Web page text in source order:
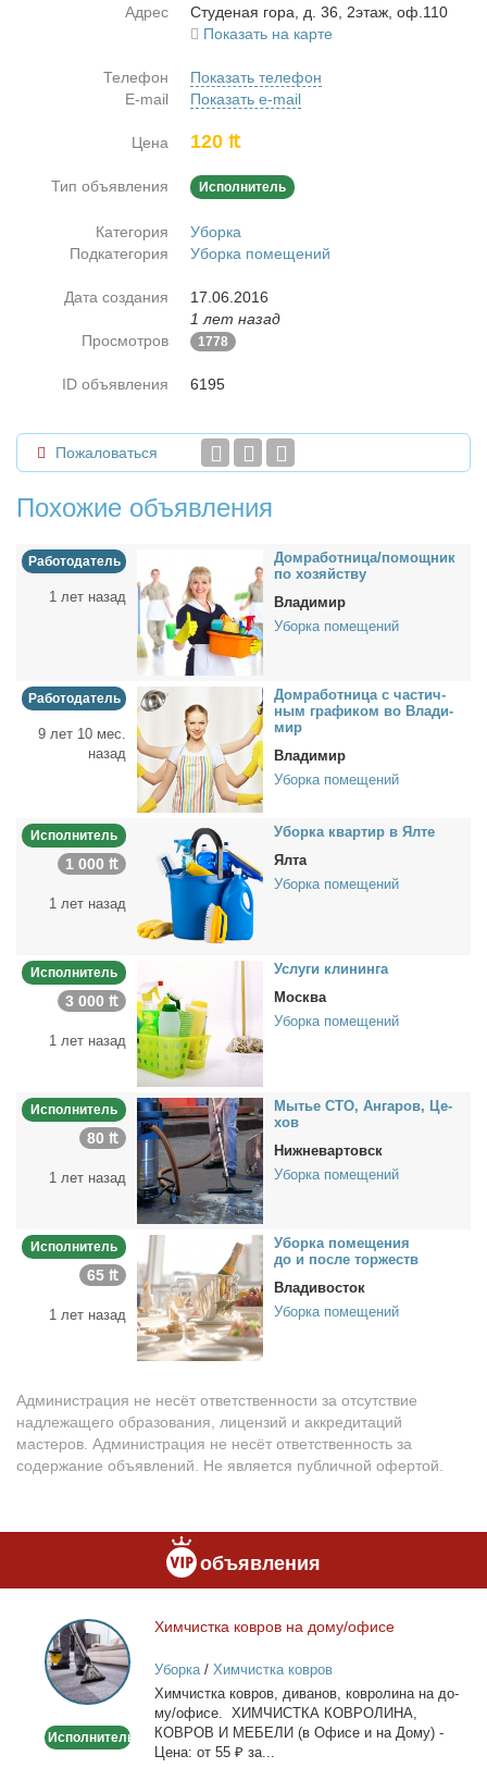
Адрес
Сту­де­ная го­ра, д. 36, 2этаж, оф.110
Показать на карте
Телефон
Показать телефон
E-mail
Показать e-mail
Цена 120 ₶
Тип объявления Исполнитель
Категория
Уборка
Подкатегория
Уборка помещений
Дата создания
17.06.2016
1 лет назад
Просмотров
1778
ID объявления 6195
Пожаловаться
Похожие объявления
Работодатель
1 лет назад
Дом­ра­бот­ни­ца/по­мощ­ник
по хо­зяй­ству
Владимир
Уборка помещений
Работодатель
9 лет 10 мес.
назад
Дом­ра­бот­ни­ца с ча­стич­
ным гра­фи­ком во Вла­ди­
мир
Владимир
Уборка помещений
Исполнитель
1 000 ₶
1 лет назад
Убор­ка квар­тир в Ял­те
Ялта
Уборка помещений
Исполнитель
3 000 ₶
1 лет назад
Услу­ги кли­нин­га
Москва
Уборка помещений
Исполнитель
80 ₶
1 лет назад
Мы­тье СТО, Ан­га­ров, Це­
хов
Нижневартовск
Уборка помещений
Исполнитель
65 ₶
1 лет назад
Убор­ка по­ме­ще­ния
до и по­сле тор­жеств
Владивосток
Уборка помещений
Администрация не несёт ответственности за отсутствие
надлежащего образования, лицензий и аккредитаций
мастеров. Администрация не несёт ответственность за
содержание объявлений. Не является публичной офертой.
объявления
Химчистка
ковров
на
дому/
Исполнитель
Хим­чист­ка ков­ров на до­му/офи­се
Уборка/ Химчистка ковров
Хим­чист­ка ков­ров, ди­ва­нов, ков­ро­ли­на на до­
му/офи­се. ХИМЧИСТКА КОВРОЛИНА,
КОВРОВ И МЕБЕЛИ (в Офи­се и на До­му) -
Це­на: от 55 ₽ за...